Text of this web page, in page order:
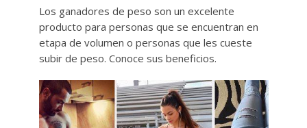
Los ganadores de peso son un excelente
producto para personas que se encuentran en
etapa de volumen o personas que les cueste
subir de peso. Conoce sus beneficios.